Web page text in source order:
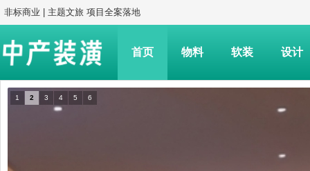
非标商业 | 主题文旅 项目全案落地
首页 物料 软装 设计
1 2 3 4 5 6